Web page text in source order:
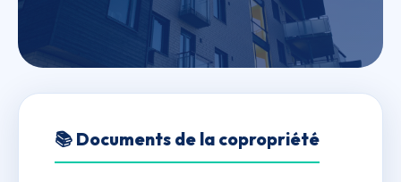
RESIDENCE ELEONORA
📚 Documents de la copropriété